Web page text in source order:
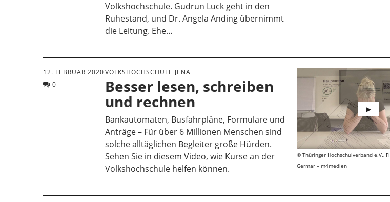
Volkshochschule. Gudrun Luck geht in den
Ruhestand, und Dr. Angela Anding übernimmt
die Leitung. Ehe…
Thüringer Hochschulverband e.V.,
Germar – m4medien
12. FEBRUAR 2020
0
VOLKSHOCHSCHULE JENA
Besser lesen, schreiben
und rechnen
Bankautomaten, Busfahrpläne, Formulare und
Anträge – Für über 6 Millionen Menschen sind
solche alltäglichen Begleiter große Hürden.
Sehen Sie in diesem Video, wie Kurse an der
Volkshochschule helfen können.